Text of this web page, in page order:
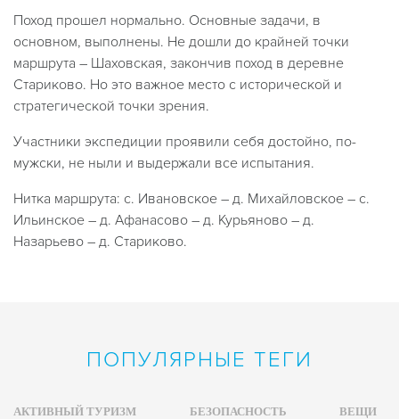
Поход прошел нормально. Основные задачи, в
основном, выполнены. Не дошли до крайней точки
маршрута – Шаховская, закончив поход в деревне
Стариково. Но это важное место с исторической и
стратегической точки зрения.
Участники экспедиции проявили себя достойно, по-
мужски, не ныли и выдержали все испытания.
Нитка маршрута: с. Ивановское – д. Михайловское – с.
Ильинское – д. Афанасово – д. Курьяново – д.
Назарьево – д. Стариково.
ПОПУЛЯРНЫЕ ТЕГИ
АКТИВНЫЙ ТУРИЗМ БЕЗОПАСНОСТЬ
ВЕЩИ